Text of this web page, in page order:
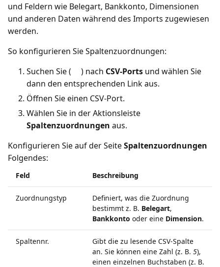
und Feldern wie Belegart, Bankkonto, Dimensionen
und anderen Daten während des Imports zugewiesen
werden.
So konfigurieren Sie Spaltenzuordnungen:
Suchen Sie (
) nach CSV-Ports und wählen Sie
dann den entsprechenden Link aus.
Öffnen Sie einen CSV-Port.
Wählen Sie in der Aktionsleiste
Spaltenzuordnungen aus.
Konfigurieren Sie auf der SeiteSpaltenzuordnungen
Folgendes:
Feld Beschreibung
Zuordnungstyp
Definiert, was die Zuordnung
bestimmt z. B. Belegart,
Bankkonto oder eine Dimension.
Spaltennr.
Gibt die zu lesende CSV-Spalte
an. Sie können eine Zahl (z. B. 5),
einen einzelnen Buchstaben (z. B.